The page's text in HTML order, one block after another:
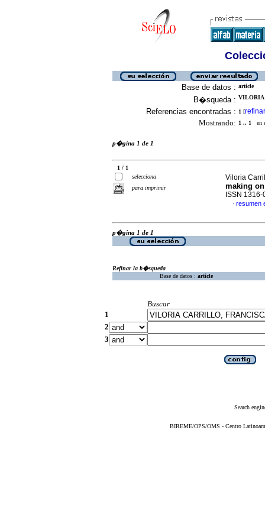
Base de datos : article
B�squeda : VILORIA
Referencias encontradas : 1 [refinar
Mostrando: 1 .. 1 en
p�gina 1 de 1
1 / 1
selecciona
para imprimir
Viloria
making
ISSN 1316-
· resumen
p�gina 1 de 1
Refinar la b�squeda
Base de datos : article
Buscar
1
2
3
Search
BIREME/OPS/OMS - Centro